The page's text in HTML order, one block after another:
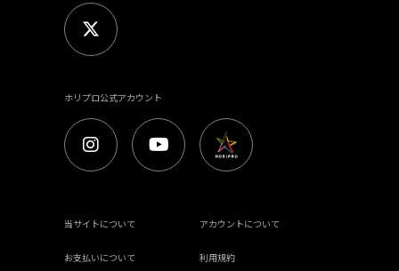
ホリプロ公式アカウント
当サイトについて アカウントについて
お支払いについて 利用規約